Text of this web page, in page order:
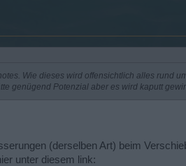
Wie dieses wird offensichtlich alles rund
genügend Potenzial aber es wird kaputt
(derselben Art) beim
unter diesem link: